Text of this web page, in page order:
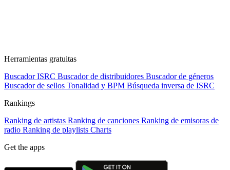
Herramientas gratuitas
Buscador ISRC Buscador de distribuidores Buscador de géneros
Buscador de sellos Tonalidad y BPM Búsqueda inversa de ISRC
Rankings
Ranking de artistas Ranking de canciones Ranking de emisoras de
radio Ranking de playlists Charts
Get the apps